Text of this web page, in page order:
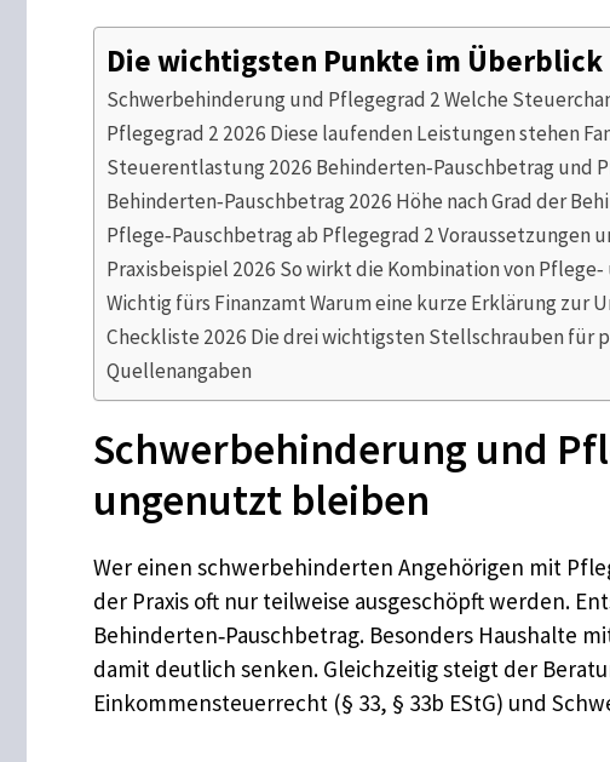
Die wichtigsten Punkte im Überblick
Schwerbehinderung und Pflegegrad 2 Welche
Pflegegrad 2 2026 Diese laufenden Leistungen stehen
Steuerentlastung 2026 Behinderten‑Pauschbetrag und
Behinderten‑Pauschbetrag 2026 Höhe nach Grad der
Pflege‑Pauschbetrag ab Pflegegrad 2 Voraussetzungen
Praxisbeispiel 2026 So wirkt die Kombination von
Wichtig fürs Finanzamt Warum eine kurze Erklärung
Checkliste 2026 Die drei wichtigsten Stellschrauben für
Quellenangaben
Schwerbehinderung und
ungenutzt bleiben
Wer einen schwerbehinderten Angehörigen mit
der Praxis oft nur teilweise ausgeschöpft werden.
Behinderten‑Pauschbetrag. Besonders Haushalte
damit deutlich senken. Gleichzeitig steigt der
Einkommensteuerrecht (§ 33, § 33b EStG) und